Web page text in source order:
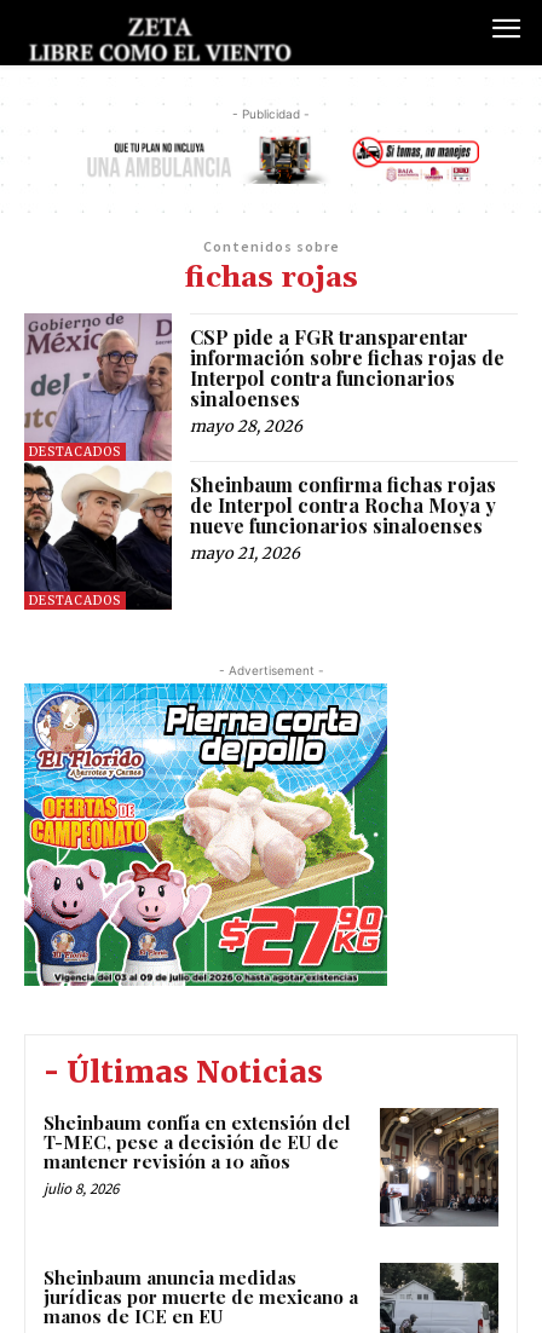
- Publicidad -
Contenidos sobre
fichas rojas
DESTACADOS
CSP pide a FGR transparentar
información sobre fichas rojas de
Interpol contra funcionarios
sinaloenses
mayo 28, 2026
DESTACADOS
Sheinbaum confirma fichas rojas
de Interpol contra Rocha Moya y
nueve funcionarios sinaloenses
mayo 21, 2026
- Advertisement -
- Últimas Noticias
Sheinbaum confía en extensión del
T-MEC, pese a decisión de EU de
mantener revisión a 10 años
julio 8, 2026
Sheinbaum anuncia medidas
jurídicas por muerte de mexicano a
manos de ICE en EU